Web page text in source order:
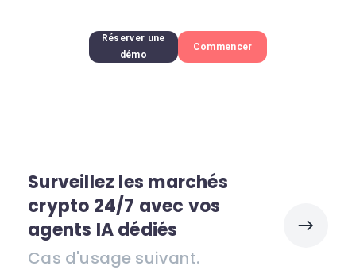
Réserver une
démo
Commencer
Surveillez les marchés
crypto 24/7 avec vos
agents IA dédiés
Cas d'usage suivant.